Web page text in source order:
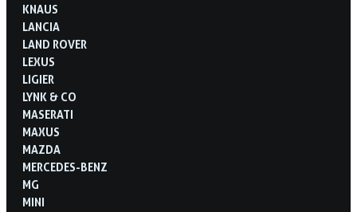
KNAUS
LANCIA
LAND ROVER
LEXUS
LIGIER
LYNK & CO
MASERATI
MAXUS
MAZDA
MERCEDES-BENZ
MG
MINI